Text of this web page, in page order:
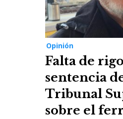
Opinión
Falta de
sentencia
Tribunal
sobre el